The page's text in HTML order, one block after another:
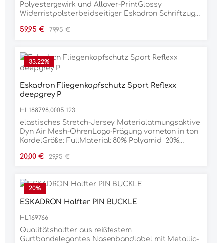
Polyestergewirk und Allover-PrintGlossy
Widerristpolsterbeidseitiger Eskadron Schriftzug
EinfassungDoppelbrustverschnallung mit
SchweifriemenMaterial100% POLYESTER
Verkaufspreis:
59,95 € Regulärer Preis:
79,95 €
33.22%
Eskadron Fliegenkopfschutz Sport Reflexx
deepgrey P
HL188798.0005.123
elastisches Stretch-Jersey Materialatmungsaktive
Dyn Air Mesh-OhrenLogo-Prägung vorneton in ton
KordelGröße: FullMaterial: 80% Polyamid 20%
Verkaufspreis:
20,00 € Regulärer Preis:
29,95 €
20%
ESKADRON Halfter PIN BUCKLE
HL169766
Qualitätshalfter aus reißfestem
Gurtbandelegantes Nasenbandlabel mit Metallic-